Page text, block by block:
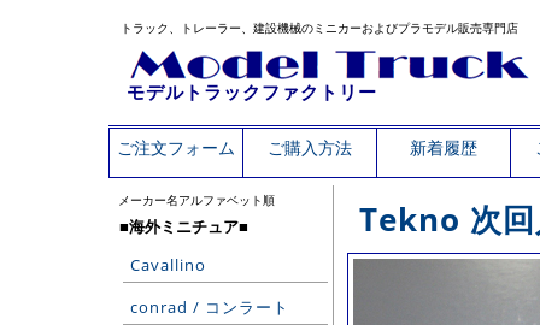
トラック、トレーラー、建設機械のミニカーおよびプラモデル販売専門店
モデルトラックファクトリー
ご注文フォーム ご購入方法 新着履歴
メーカー名アルファベット順
■海外ミニチュア■
Cavallino
conrad / コンラート
Tekno 次